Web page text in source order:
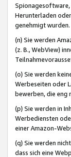
Spionagesoftware,
Herunterladen
genehmigt wurden.
(n) Sie werden
(z. B., WebView)
(o) Sie werden
Werbeseiten oder
bewerben, die eng
(p) Sie werden in
Werbediensten
einer Amazon-
(q) Sie werden
dass sich eine